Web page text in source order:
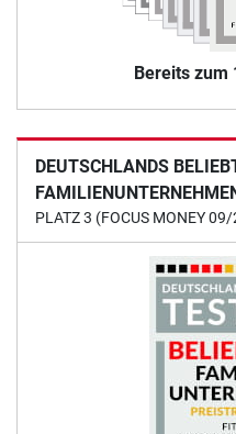
Bereits zum
DEUTSCHLANDS
PLATZ 3 (FOCUS MONEY